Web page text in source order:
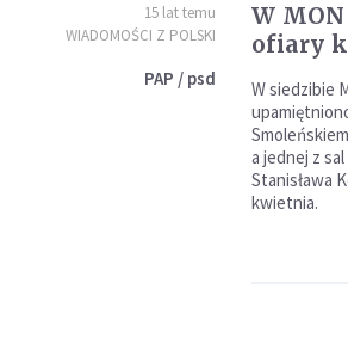
15 lat temu
WIADOMOŚCI Z POLSKI
PAP / psd
W
ofiary
W siedzibie
a jednej z
Stanisława
kwietnia.